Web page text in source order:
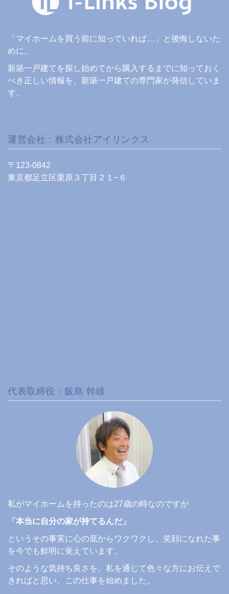
「マイホームを買う前に知っていれば…」と後悔しないた
めに。
新築一戸建てを探し始めてから購入するまでに知っておく
べき正しい情報を、新築一戸建ての専門家が発信していま
す。
運営会社：株式会社アイリンクス
〒123-0842
東京都足立区栗原３丁目２１−６
代表取締役：飯島 幹雄
私がマイホームを持ったのは27歳の時なのですが
「本当に自分の家が持てるんだ」
というその事実に心の底からワクワクし、笑顔になれた事
を今でも鮮明に覚えています。
そのような気持ち良さを、私を通じて色々な方にお伝えで
きればと思い、この仕事を始めました。